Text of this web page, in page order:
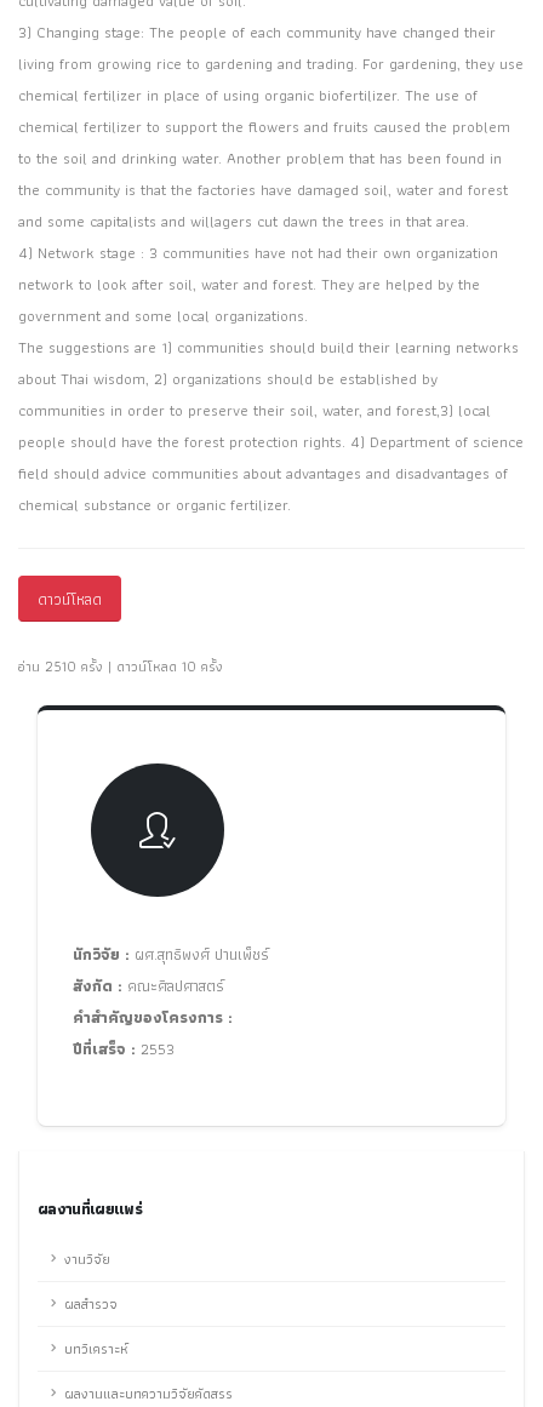
3) Changing stage: The people of each community have changed their
living from growing rice to gardening and trading. For gardening, they use
chemical fertilizer in place of using organic biofertilizer. The use of
chemical fertilizer to support the flowers and fruits caused the problem
to the soil and drinking water. Another problem that has been found in
the community is that the factories have damaged soil, water and forest
and some capitalists and willagers cut dawn the trees in that area.
4) Network stage : 3 communities have not had their own organization
network to look after soil, water and forest. They are helped by the
government and some local organizations.
The suggestions are 1) communities should build their learning networks
about Thai wisdom, 2) organizations should be established by
communities in order to preserve their soil, water, and forest,3) local
people should have the forest protection rights. 4) Department of science
field should advice communities about advantages and disadvantages of
chemical substance or organic fertilizer.
ดาวน์โหลด
อ่าน 2510 ครั้ง | ดาวน์โหลด 10 ครั้ง
นักวิจัย : ผศ.สุทธิพงศ์ ปานเพ็ชร์
สังกัด : คณะศิลปศาสตร์
คำสำคัญของโครงการ :
ปีที่เสร็จ : 2553
ผลงานที่เผยแพร่
งานวิจัย
ผลสำรวจ
บทวิเคราะห์
ผลงานและบทความวิจัยคัดสรร